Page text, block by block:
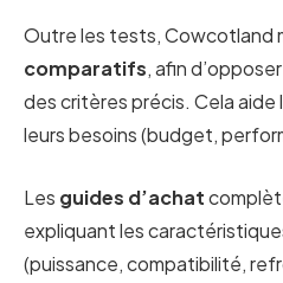
Outre les tests, Cowcotland
comparatifs, afin
des critères précis. Cela aide
leurs besoins (budget,
Les guides d’achat
expliquant les
(puissance, compatibilité,